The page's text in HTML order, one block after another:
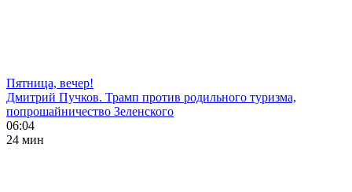
Пятница, вечер!
Дмитрий Пучков. Трамп против родильного туризма,
попрошайничество Зеленского
06:04
24 мин